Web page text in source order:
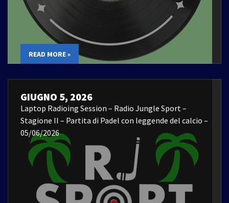
READ MORE »
GIUGNO 5, 2026
Laptop Radioing Session – Radio Jungle Sport –
Stagione II – Partita di Padel con leggende del calcio –
05/06/2026